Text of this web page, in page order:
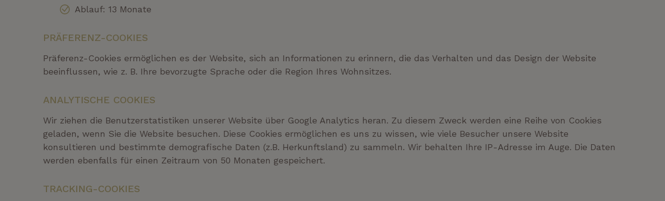
Ablauf: 13 Monate
PRÄFERENZ-COOKIES
Präferenz-Cookies ermöglichen es der Website, sich an Informationen zu erinnern, die das Verhalten und das Design der Website
beeinflussen, wie z. B. Ihre bevorzugte Sprache oder die Region Ihres Wohnsitzes.
ANALYTISCHE COOKIES
Wir ziehen die Benutzerstatistiken unserer Website über Google Analytics heran. Zu diesem Zweck werden eine Reihe von Cookies
geladen, wenn Sie die Website besuchen. Diese Cookies ermöglichen es uns zu wissen, wie viele Besucher unsere Website
konsultieren und bestimmte demografische Daten (z.B. Herkunftsland) zu sammeln. Wir behalten Ihre IP-Adresse im Auge. Die Daten
werden ebenfalls für einen Zeitraum von 50 Monaten gespeichert.
TRACKING-COOKIES